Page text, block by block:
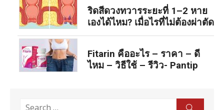
ริดสีดวงทวารระยะที่ 1–2 หาย
เองได้ไหม? เมื่อไรที่ไม่ต้องผ่าตัด
Fitarin คืออะไร – ราคา – ดี
ไหม – วิธีใช้ – รีวิว- Pantip
Search